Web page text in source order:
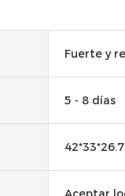
Fuerte y
5 - 8 días